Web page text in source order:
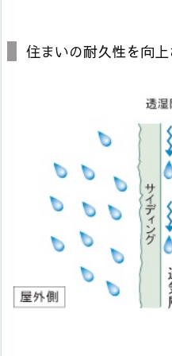
住まいの耐久性を向